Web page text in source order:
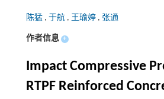
陈猛 , 于航 , 王瑜婷 , 张通
作者信息 +
Impact Compressive
RTPF Reinforced